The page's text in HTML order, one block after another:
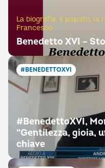
La biografia, il papato, la
Francesco
Benedetto XVI –
#BENEDETTOXVI
#BenedettoXVI,
“Gentilezza, gioia,
chiave